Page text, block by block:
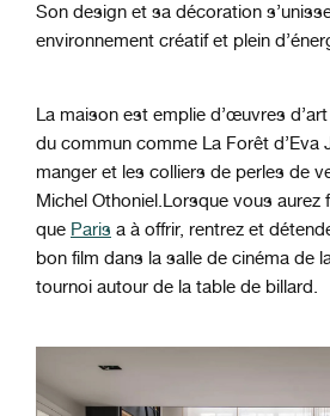
Son design et sa décoration
environnement créatif et plein
La maison est emplie d’œuvres
du commun comme La Forêt d’Eva
manger et les colliers de perles de
Michel Othoniel.Lorsque vous aurez
que Paris a à offrir, rentrez et
bon film dans la salle de cinéma de
tournoi autour de la table de billard.